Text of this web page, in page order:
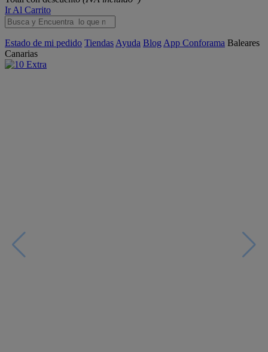
Ir Al Carrito
Estado de mi pedido Tiendas Ayuda Blog App Conforama Baleares
Canarias